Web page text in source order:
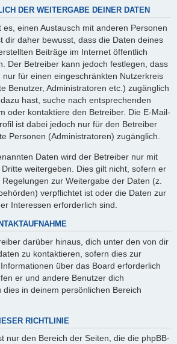
DER WEITERGABE DEINER DATEN
einen Austausch mit anderen Personen
dir daher bewusst, dass die Daten deines
Beiträge im Internet öffentlich
Der Betreiber kann jedoch festlegen, dass
für einen eingeschränkten Nutzerkreis
Benutzer, Administratoren etc.) zugänglich
hast, suche nach entsprechenden
oder kontaktiere den Betreiber. Die E-Mail-
ist dabei jedoch nur für den Betreiber
Personen (Administratoren) zugänglich.
Daten wird der Betreiber nur mit
weitergeben. Dies gilt nicht, sofern er
zur Weitergabe der Daten (z.
verpflichtet ist oder die Daten zur
Interessen erforderlich sind.
darüber hinaus, dich unter den von dir
zu kontaktieren, sofern dies zur
über das Board erforderlich
er und andere Benutzer dich
in deinem persönlichen Bereich
RICHTLINIE
nur den Bereich der Seiten, die die phpBB-